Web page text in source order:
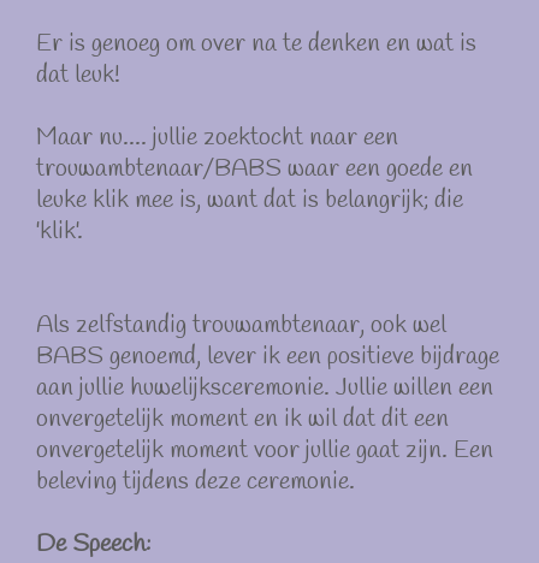
Er is genoeg om over na te denken en wat is
dat leuk!
Maar nu.... jullie zoektocht naar een
trouwambtenaar/BABS waar een goede en
leuke klik mee is, want dat is belangrijk; die
'klik'.
Als zelfstandig trouwambtenaar, ook wel
BABS genoemd, lever ik een positieve bijdrage
aan jullie huwelijksceremonie. Jullie willen een
onvergetelijk moment en ik wil dat dit een
onvergetelijk moment voor jullie gaat zijn. Een
beleving tijdens deze ceremonie.
De Speech: